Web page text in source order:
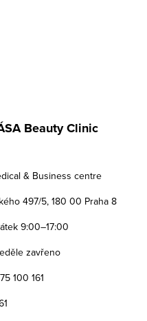
Beauty Clinic
& Business centre
497/5, 180 00 Praha 8
9:00–17:00
zavřeno
100 161